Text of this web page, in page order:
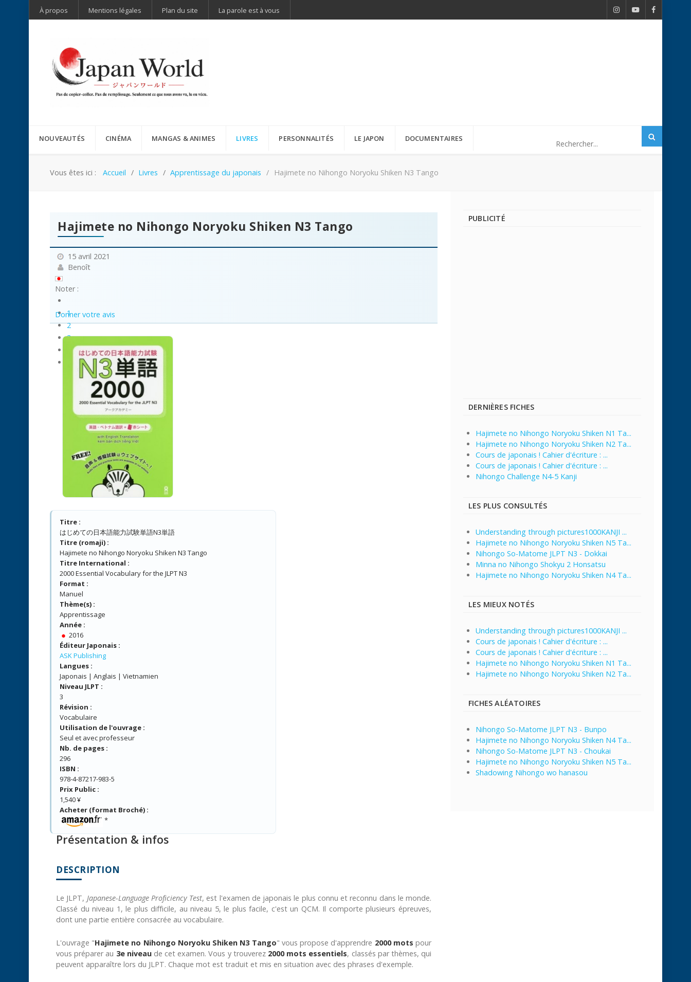
À propos Mentions légales Plan du site La parole est à vous
NOUVEAUTÉS CINÉMA MANGAS & ANIMES LIVRES PERSONNALITÉS LE JAPON DOCUMENTAIRES
Vous êtes ici : Accueil Livres Apprentissage du japonais Hajimete no Nihongo Noryoku Shiken N3 Tango
Hajimete no Nihongo Noryoku Shiken N3 Tango
15 avril 2021
Benoît
Noter :
1
2
3
Donner votre avis
Titre :
はじめての日本語能力試験単語N3単語
Titre (romaji) :
Hajimete no Nihongo Noryoku Shiken N3 Tango
Titre International :
2000 Essential Vocabulary for the JLPT N3
Format :
Manuel
Thème(s) :
Apprentissage
Année :
2016
Éditeur Japonais :
ASK Publishing
Langues :
Japonais | Anglais | Vietnamien
Niveau JLPT :
3
Révision :
Vocabulaire
Utilisation de l'ouvrage :
Seul et avec professeur
Nb. de pages :
296
ISBN :
978-4-87217-983-5
Prix Public :
1,540 ¥
Acheter (format Broché) :
*
Présentation & infos
DESCRIPTION
Le JLPT, Japanese-Language Proficiency Test, est l'examen de japonais le plus connu et reconnu dans le monde.
Classé du niveau 1, le plus difficile, au niveau 5, le plus facile, c'est un QCM. Il comporte plusieurs épreuves,
dont une partie entière consacrée au vocabulaire.
L'ouvrage "Hajimete no Nihongo Noryoku Shiken N3 Tango" vous propose d'apprendre 2000 mots pour
vous préparer au 3e niveaude cet examen. Vous y trouverez 2000 mots essentiels, classés par thèmes, qui
peuvent apparaître lors du JLPT. Chaque mot est traduit et mis en situation avec des phrases d'exemple.
PUBLICITÉ
DERNIÈRES FICHES
Hajimete no Nihongo Noryoku Shiken N1 Ta...
Hajimete no Nihongo Noryoku Shiken N2 Ta...
Cours de japonais ! Cahier d'écriture : ...
Cours de japonais ! Cahier d'écriture : ...
Nihongo Challenge N4-5 Kanji
LES PLUS CONSULTÉS
Understanding through pictures1000KANJI ...
Hajimete no Nihongo Noryoku Shiken N5 Ta...
Nihongo So-Matome JLPT N3 - Dokkai
Minna no Nihongo Shokyu 2 Honsatsu
Hajimete no Nihongo Noryoku Shiken N4 Ta...
LES MIEUX NOTÉS
Understanding through pictures1000KANJI ...
Cours de japonais ! Cahier d'écriture : ...
Cours de japonais ! Cahier d'écriture : ...
Hajimete no Nihongo Noryoku Shiken N1 Ta...
Hajimete no Nihongo Noryoku Shiken N2 Ta...
FICHES ALÉATOIRES
Nihongo So-Matome JLPT N3 - Bunpo
Hajimete no Nihongo Noryoku Shiken N4 Ta...
Nihongo So-Matome JLPT N3 - Choukai
Hajimete no Nihongo Noryoku Shiken N5 Ta...
Shadowing Nihongo wo hanasou